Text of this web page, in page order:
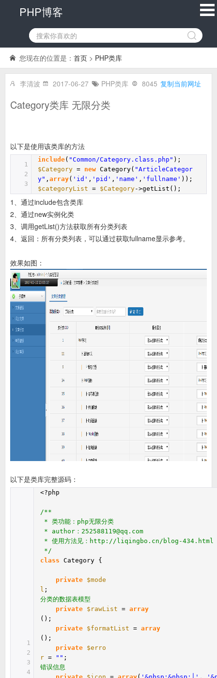
PHP博客
您现在的位置是： 首页 > PHP类库
李清波 2017-06-27 PHP类库 8045 复制当前网址
Category类库 无限分类
以下是使用该类库的方法
1
2
3
include( "Common/Category.class.php" );
$Category = new Category( "ArticleCategor
y" , array( 'id' , 'pid' , 'name' , 'fullname' ));
$categoryList = $Category->getList();
1、通过include包含类库
2、通过new实例化类
3、调用getList()方法获取所有分类列表
4、返回：所有分类列表，可以通过获取fullname显示参考。
效果如图：
以下是类库完整源码：
1
2
3
4
<?php
/**
* 类功能：php无限分类
* author：252588119@qq.com
* 使用方法见：http://liqingbo.cn/blog-434.html
*/
class Category {
private $mode
l
分类的数据表模型
private $rawList = array
private $formatList = array
private $erro
r = ""
错误信息